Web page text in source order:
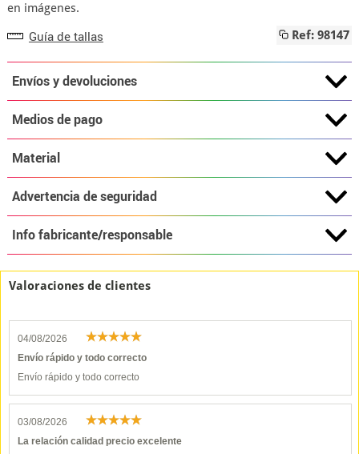
en imágenes.
Guía de tallas Ref: 98147
Envíos y devoluciones
Medios de pago
Material
Advertencia de seguridad
Info fabricante/responsable
Valoraciones de clientes
04/08/2026
Envío rápido y todo correcto
Envío rápido y todo correcto
03/08/2026
La relación calidad precio excelente